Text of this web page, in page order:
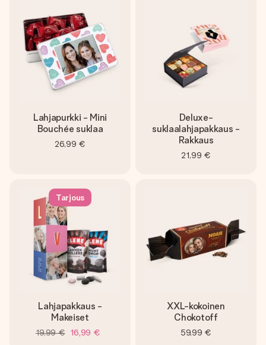
Lahjapurkki - Mini
Bouchée suklaa
26,99 €
Deluxe-
suklaalahjapakkaus -
Rakkaus
21,99 €
Tarjous
Lahjapakkaus -
Makeiset
19,99 € 16,99 €
XXL-kokoinen
Chokotoff
59,99 €